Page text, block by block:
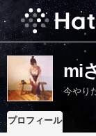
mi
今やり
プロフィール